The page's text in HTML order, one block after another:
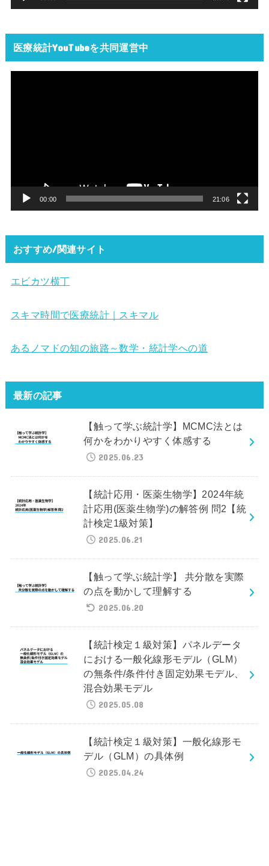
医療統計YouTubeを共同運営中
00:00 21:06
おすすめ/関連サイト
エビカツ横丁
スキマ時間で医療統計｜スキマル
あるノマドの知の旅路～数学・統計学への道
最新の記事
【触って学ぶ統計学】MCMC法とは
何かをわかりやすく体感する
2025.06.23
【統計応用・医薬生物学】2024年統
計応用(医薬生物学)の解答例 問2【統
計検定1級対策】
2025.06.21
【触って学ぶ統計学】 共分散を実際
の点を動かして理解する
2025.06.20
【統計検定１級対策】パネルデータ
における一般化線形モデル（GLM）
の無条件/条件付き固定効果モデル、
混合効果モデル
2025.05.08
【統計検定１級対策】一般化線形モ
デル（GLM）の具体例
2025.04.24